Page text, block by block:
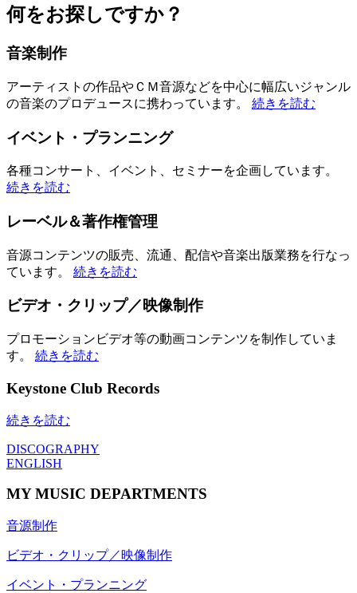
何をお探しですか？
音楽制作
アーティストの作品やＣＭ音源などを中心に幅広いジャンル
の音楽のプロデュースに携わっています。 続きを読む
イベント・プランニング
各種コンサート、イベント、セミナーを企画しています。
続きを読む
レーベル＆著作権管理
音源コンテンツの販売、流通、配信や音楽出版業務を行なっ
ています。 続きを読む
ビデオ・クリップ／映像制作
プロモーションビデオ等の動画コンテンツを制作していま
す。 続きを読む
Keystone Club Records
続きを読む
DISCOGRAPHY
ENGLISH
MY MUSIC DEPARTMENTS
音源制作
ビデオ・クリップ／映像制作
イベント・プランニング